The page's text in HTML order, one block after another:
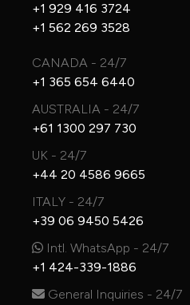
+1 929 416 3724
+1 562 269 3528
CANADA - 24/7
+1 365 654 6440
AUSTRALIA - 24/7
+61 1300 297 730
UK - 24/7
+44 20 4586 9665
ITALY - 24/7
+39 06 9450 5426
Intl. WhatsApp - 24/7
+1 424-339-1886
General Inquiries - 24/7